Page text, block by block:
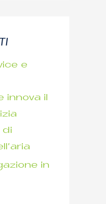
e
innova il
di
in